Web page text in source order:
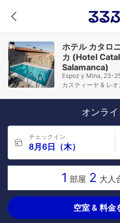
ホテル カタロ
カ (Hotel
Salamanca)
Espoz y Mina, 23-
カスティーヤ & レ
オンラ
チェックイン
8月6日（木）
1 部屋 2 大人
空室 & 料金